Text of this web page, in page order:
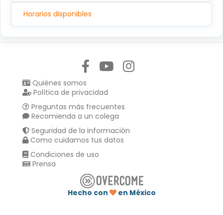
Horarios disponibles
Quiénes somos
Política de privacidad
Preguntas más frecuentes
Recomienda a un colega
Seguridad de la información
Como cuidamos tus datos
Condiciones de uso
Prensa
Hecho con
en México